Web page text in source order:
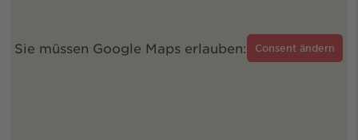
Sie müssen Google Maps erlauben: Consent ändern